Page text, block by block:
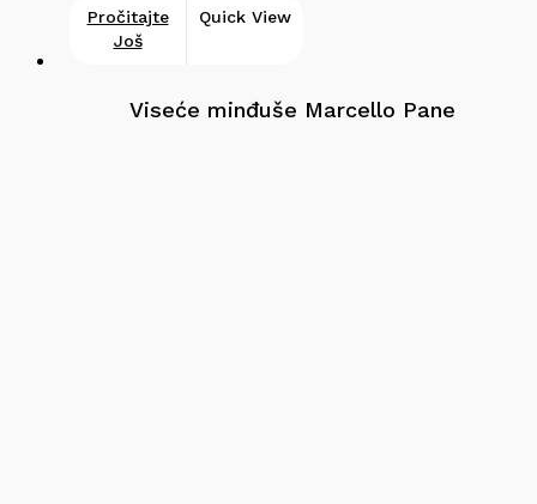
Pročitajte
Još
Quick View
Viseće minđuše Marcello Pane